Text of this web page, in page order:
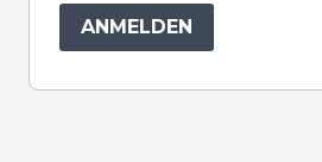
ANMELDEN